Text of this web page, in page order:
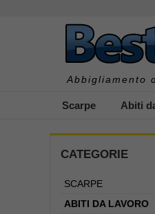
Abbigliamento
Scarpe Abiti
CATEGORIE
SCARPE
ABITI DA LAVORO